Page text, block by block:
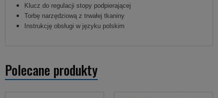
Klucz do regulacji stopy podpierającej
Torbę narzędziową z trwałej tkaniny
Instrukcję obsługi w języku polskim
Polecane produkty